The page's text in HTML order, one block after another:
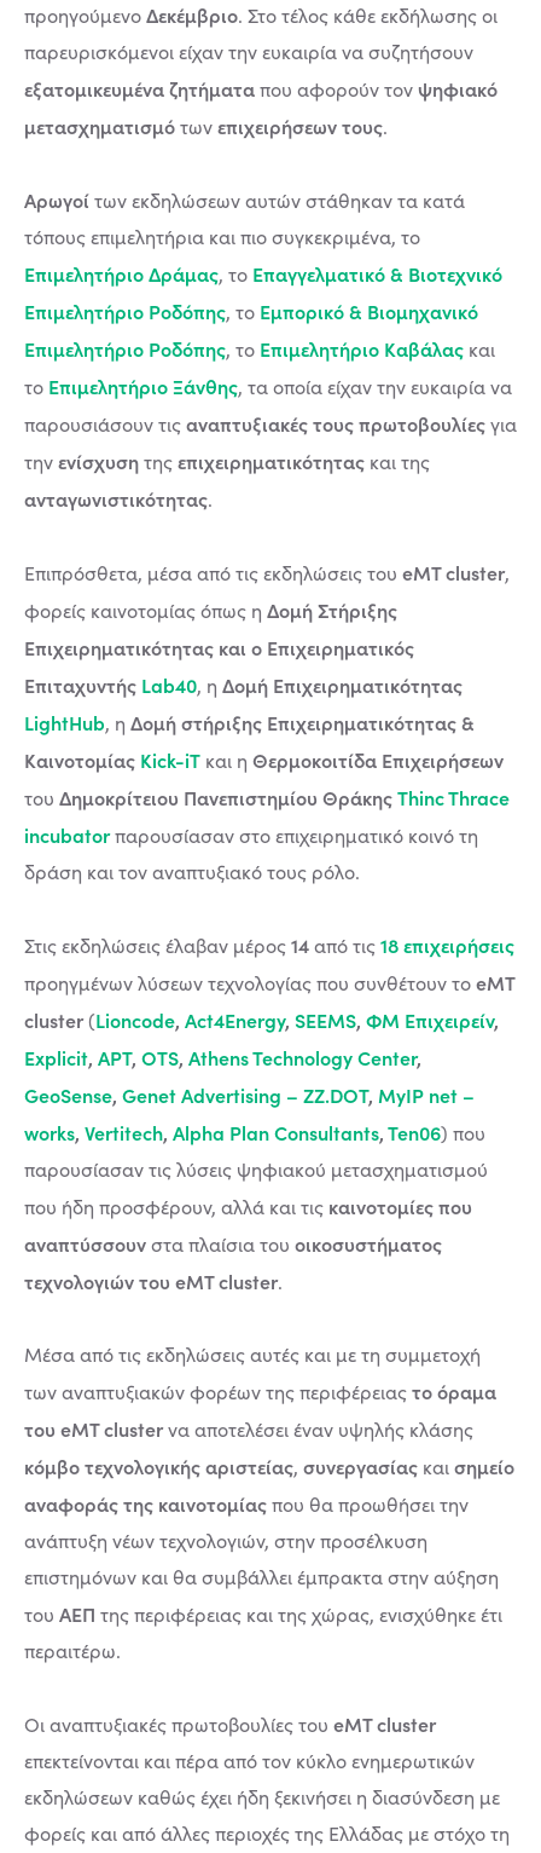
προηγούμενοΔεκέμβριο. Στο τέλος κάθε εκδήλωσης οι
παρευρισκόμενοι είχαν την ευκαιρία να συζητήσουν
εξατομικευμένα ζητήματαπου αφορούν τονψηφιακό
μετασχηματισμότωνεπιχειρήσεων τους.
Αρωγοίτων εκδηλώσεων αυτών στάθηκαν τα κατά
τόπους επιμελητήρια και πιο συγκεκριμένα, το
Επιμελητήριο Δράμας, το Επαγγελματικό & Βιοτεχνικό
Επιμελητήριο Ροδόπης, το Εμπορικό & Βιομηχανικό
Επιμελητήριο Ροδόπης, το Επιμελητήριο Καβάλας και
το Επιμελητήριο Ξάνθης, τα οποία είχαν την ευκαιρία να
παρουσιάσουν τιςαναπτυξιακές τους πρωτοβουλίεςγια
τηνενίσχυσητηςεπιχειρηματικότητας και της
ανταγωνιστικότητας.
Επιπρόσθετα, μέσα από τις εκδηλώσεις του eMT cluster,
φορείς καινοτομίας όπως η Δομή Στήριξης
Επιχειρηματικότητας και ο Επιχειρηματικός
Επιταχυντής Lab40, η Δομή Επιχειρηματικότητας
LightHub, η Δομή στήριξης Επιχειρηματικότητας &
Καινοτομίας Kick-iT και η Θερμοκοιτίδα Επιχειρήσεων
του Δημοκρίτειου Πανεπιστημίου ΘράκηςThinc Thrace
incubatorπαρουσίασαν στο επιχειρηματικό κοινό τη
δράση και τον αναπτυξιακό τους ρόλο.
Στις εκδηλώσεις έλαβαν μέρος14από τις18 επιχειρήσεις
προηγμένων λύσεων τεχνολογίας που συνθέτουν τοeMT
cluster(Lioncode, Act4Energy, SEEMS, ΦΜ Επιχειρείν,
Explicit, APT, OTS, Athens Technology Center,
GeoSense, Genet Advertising – ZZ.DOT, MyIP net –
works, Vertitech, Alpha Plan Consultants,Ten06) που
παρουσίασαν τις λύσεις ψηφιακού μετασχηματισμού
που ήδη προσφέρουν, αλλά και τις καινοτομίες που
αναπτύσσουνστα πλαίσια του οικοσυστήματος
τεχνολογιών του eMT cluster.
Μέσα από τις εκδηλώσεις αυτές και με τη συμμετοχή
των αναπτυξιακών φορέων της περιφέρειαςτο όραμα
του eMT clusterνα αποτελέσει έναν υψηλής κλάσης
κόμβο τεχνολογικής αριστείας, συνεργασίας καισημείο
αναφοράς της καινοτομίαςπου θα προωθήσει την
ανάπτυξη νέων τεχνολογιών, στην προσέλκυση
επιστημόνων και θα συμβάλλει έμπρακτα στην αύξηση
του ΑΕΠ της περιφέρειας και της χώρας, ενισχύθηκε έτι
περαιτέρω.
Οι αναπτυξιακές πρωτοβουλίες του eMT cluster
επεκτείνονται και πέρα από τον κύκλο ενημερωτικών
εκδηλώσεων καθώς έχει ήδη ξεκινήσει η διασύνδεση με
φορείς και από άλλες περιοχές της Ελλάδας με στόχο τη